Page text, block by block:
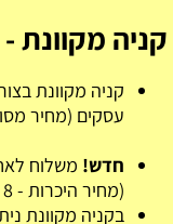
קניה מקוונת -
עסקים (מחיר מסובסד -
חדש! משלוח
(מחיר היכרות - 8 ש"ח בלבד)
בקניה מקוונת